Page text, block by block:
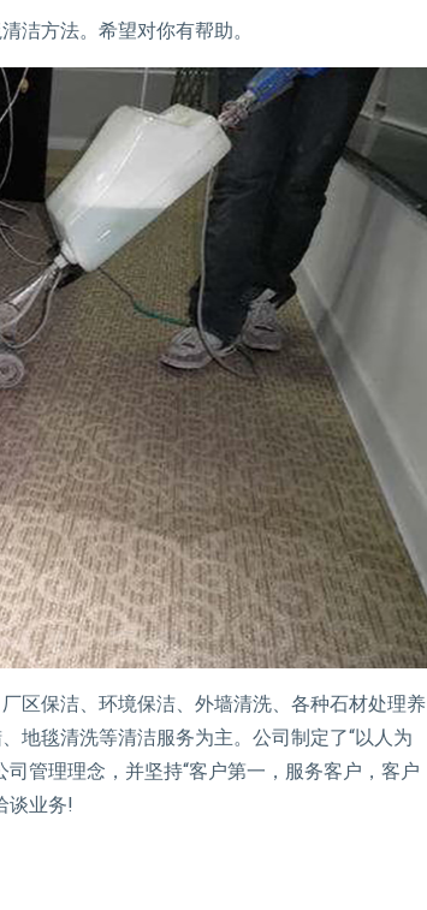
方法。希望对你有帮助。
区保洁、环境保洁、外墙清洗、各种石材处理养
地毯清洗等清洁服务为主。公司制定了“以人为
管理理念，并坚持“客户第一，服务客户，客户
谈业务!